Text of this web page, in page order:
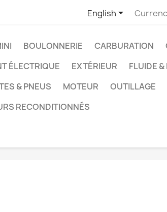
English
BOULONNERIE CARBURATION
ÉLECTRIQUE EXTÉRIEUR
FLUIDE
& PNEUS MOTEUR OUTILLAGE
RECONDITIONNÉS